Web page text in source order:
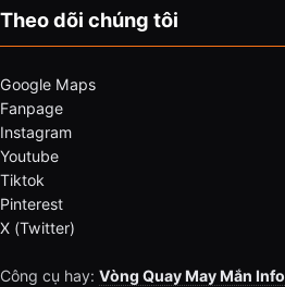
Theo dõi chúng tôi
Google Maps
Fanpage
Instagram
Youtube
Tiktok
Pinterest
X (Twitter)
Công cụ hay: Vòng Quay May Mắn Info